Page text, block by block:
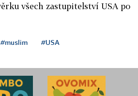
všech zastupitelství USA po
#muslim #USA